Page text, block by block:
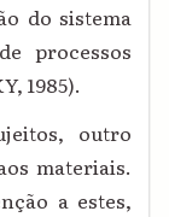
do sistema
processos
1985).
outro
materiais.
a estes,